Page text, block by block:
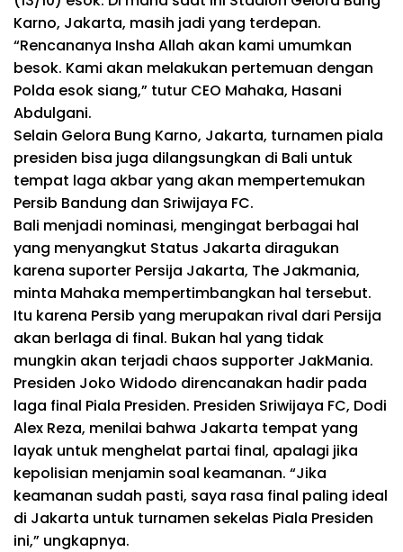
Karno, Jakarta, masih jadi yang terdepan.
“Rencananya Insha Allah akan kami umumkan
besok. Kami akan melakukan pertemuan dengan
Polda esok siang,” tutur CEO Mahaka, Hasani
Abdulgani.
Selain Gelora Bung Karno, Jakarta, turnamen piala
presiden bisa juga dilangsungkan di Bali untuk
tempat laga akbar yang akan mempertemukan
Persib Bandung dan Sriwijaya FC.
Bali menjadi nominasi, mengingat berbagai hal
yang menyangkut Status Jakarta diragukan
karena suporter Persija Jakarta, The Jakmania,
minta Mahaka mempertimbangkan hal tersebut.
Itu karena Persib yang merupakan rival dari Persija
akan berlaga di final. Bukan hal yang tidak
mungkin akan terjadi chaos supporter JakMania.
Presiden Joko Widodo direncanakan hadir pada
laga final Piala Presiden. Presiden Sriwijaya FC, Dodi
Alex Reza, menilai bahwa Jakarta tempat yang
layak untuk menghelat partai final, apalagi jika
kepolisian menjamin soal keamanan. “Jika
keamanan sudah pasti, saya rasa final paling ideal
di Jakarta untuk turnamen sekelas Piala Presiden
ini,” ungkapnya.